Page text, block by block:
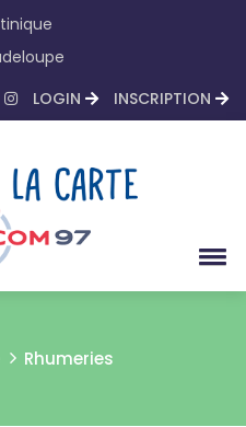
LOGIN INSCRIPTION
Rhumeries